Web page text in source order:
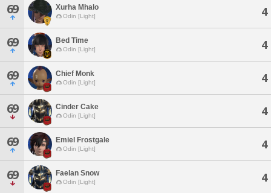
69 Xurha Mhalo
Odin [Light] 4
69 Bed Time
Odin [Light] 4
69 Chief Monk
Odin [Light] 4
69 Cinder Cake
Odin [Light] 4
69 Emiel Frostgale
Odin [Light] 4
69 Faelan Snow
Odin [Light] 4